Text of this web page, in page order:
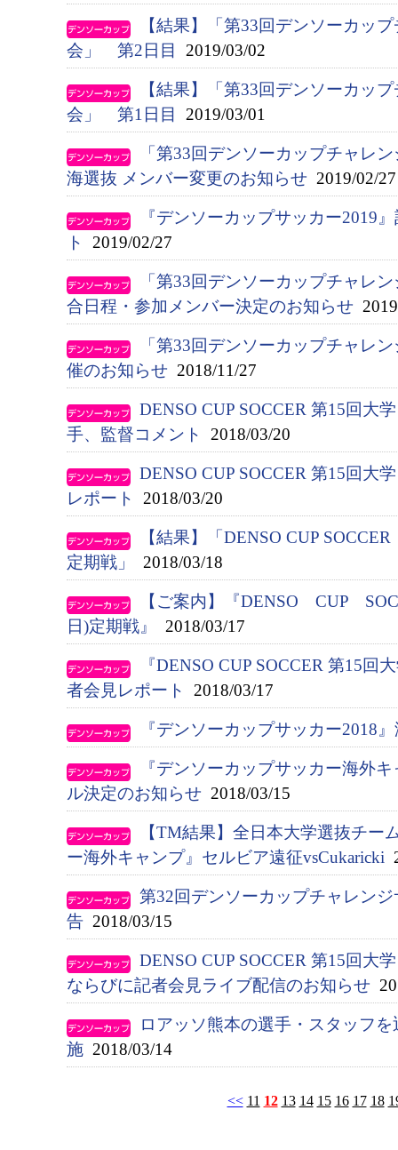
【結果】「第33回デンソーカッ
会」 第2日目
2019/03/02
【結果】「第33回デンソーカッ
会」 第1日目
2019/03/01
「第33回デンソーカップチャレ
海選抜 メンバー変更のお知らせ 2019/02/27
『デンソーカップサッカー2019
ト
2019/02/27
「第33回デンソーカップチャレ
合日程・参加メンバー決定のお知らせ
「第33回デンソーカップチャレ
催のお知らせ 2018/11/27
DENSO CUP SOCCER 第15回大
手、監督コメント
2018/03/20
DENSO CUP SOCCER 第15回大
レポート
2018/03/20
【結果】「DENSO CUP
定期戦」
2018/03/18
【ご案内】『DENSO CUP
日)定期戦』
2018/03/17
『DENSO CUP SOCCER 第15回
者会見レポート
2018/03/17
『デンソーカップサッカー2018
『デンソーカップサッカー海外
ル決定のお知らせ 2018/03/15
【TM結果】全日本大学選抜チー
ー海外キャンプ』セルビア遠征vsCukaricki
第32回デンソーカップチャレン
告 2018/03/15
DENSO CUP SOCCER 第15回大
ならびに記者会見ライブ配信のお知らせ
ロアッソ熊本の選手・スタッフ
施 2018/03/14
<< 11 12 13 14 15 16 17 18